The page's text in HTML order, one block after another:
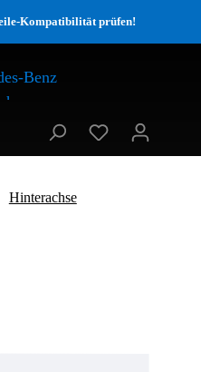
Kompatibilität prüfen!
Hinterachse